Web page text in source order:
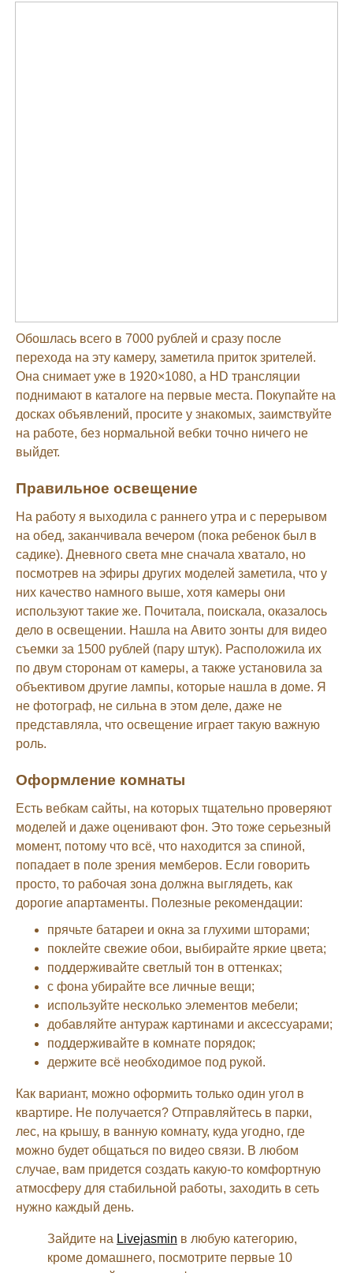
Обошлась всего в 7000 рублей и сразу после
перехода на эту камеру, заметила приток зрителей.
Она снимает уже в 1920×1080, а HD трансляции
поднимают в каталоге на первые места. Покупайте на
досках объявлений, просите у знакомых, заимствуйте
на работе, без нормальной вебки точно ничего не
выйдет.
Правильное освещение
На работу я выходила с раннего утра и с перерывом
на обед, заканчивала вечером (пока ребенок был в
садике). Дневного света мне сначала хватало, но
посмотрев на эфиры других моделей заметила, что у
них качество намного выше, хотя камеры они
используют такие же. Почитала, поискала, оказалось
дело в освещении. Нашла на Авито зонты для видео
съемки за 1500 рублей (пару штук). Расположила их
по двум сторонам от камеры, а также установила за
объективом другие лампы, которые нашла в доме. Я
не фотограф, не сильна в этом деле, даже не
представляла, что освещение играет такую важную
роль.
Оформление комнаты
Есть вебкам сайты, на которых тщательно проверяют
моделей и даже оценивают фон. Это тоже серьезный
момент, потому что всё, что находится за спиной,
попадает в поле зрения мемберов. Если говорить
просто, то рабочая зона должна выглядеть, как
дорогие апартаменты. Полезные рекомендации:
прячьте батареи и окна за глухими шторами;
поклейте свежие обои, выбирайте яркие цвета;
поддерживайте светлый тон в оттенках;
с фона убирайте все личные вещи;
используйте несколько элементов мебели;
добавляйте антураж картинами и аксессуарами;
поддерживайте в комнате порядок;
держите всё необходимое под рукой.
Как вариант, можно оформить только один угол в
квартире. Не получается? Отправляйтесь в парки,
лес, на крышу, в ванную комнату, куда угодно, где
можно будет общаться по видео связи. В любом
случае, вам придется создать какую-то комфортную
атмосферу для стабильной работы, заходить в сеть
нужно каждый день.
Зайдите на Livejasmin в любую категорию,
кроме домашнего, посмотрите первые 10